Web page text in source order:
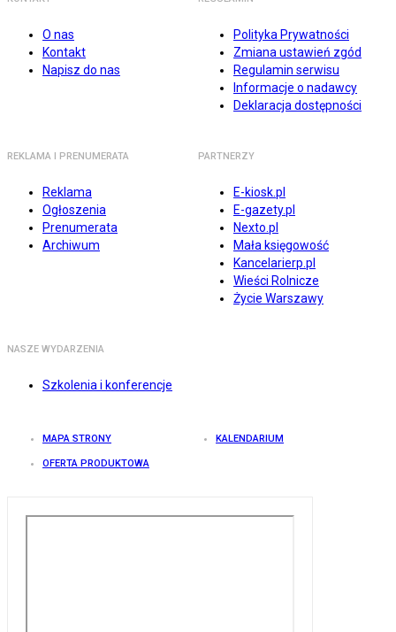
O nas
Kontakt
Napisz do nas
Polityka Prywatności
Zmiana ustawień zgód
Regulamin serwisu
Informacje o nadawcy
Deklaracja dostępności
REKLAMA I PRENUMERATA
Reklama
Ogłoszenia
Prenumerata
Archiwum
PARTNERZY
E-kiosk.pl
E-gazety.pl
Nexto.pl
Mała księgowość
Kancelarierp.pl
Wieści Rolnicze
Życie Warszawy
NASZE WYDARZENIA
Szkolenia i konferencje
MAPA STRONY KALENDARIUM
OFERTA PRODUKTOWA